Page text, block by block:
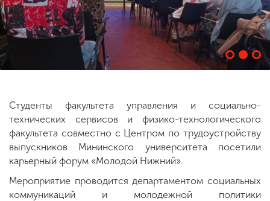
ENG SPN CHI
Приемная
комиссия
+7 (831) 262-26-20
Студенты факультета управления и социально-
технических сервисов и физико-технологического
факультета совместно с Центром по трудоустройству
выпускников Мининского университета посетили
карьерный форум «Молодой Нижний».
Мероприятие проводится департаментом социальных
коммуникаций и молодежной политики